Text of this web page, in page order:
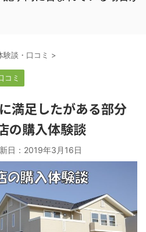
談・口コミ >
コミ
満足したがある部分
の購入体験談
日： 2019年3月16日